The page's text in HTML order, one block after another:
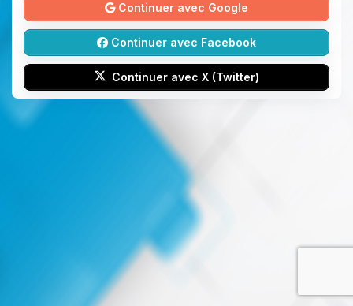
Continuer avec Google
Continuer avec Facebook
Continuer avec X (Twitter)